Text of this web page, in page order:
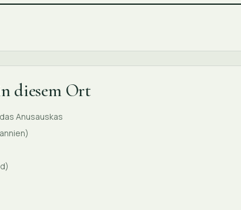
diesem Ort
Anusauskas